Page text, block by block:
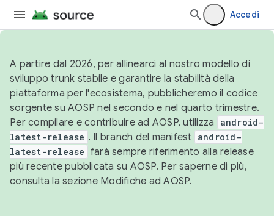
Accedi
A partire dal 2026, per allinearci al nostro modello di
sviluppo trunk stabile e garantire la stabilità della
piattaforma per l'ecosistema, pubblicheremo il codice
sorgente su AOSP nel secondo e nel quarto trimestre.
Per compilare e contribuire ad AOSP, utilizza
android-
latest-release . Il branch del manifest android-
latest-release farà sempre riferimento alla release
più recente pubblicata su AOSP. Per saperne di più,
consulta la sezione Modifiche ad AOSP.